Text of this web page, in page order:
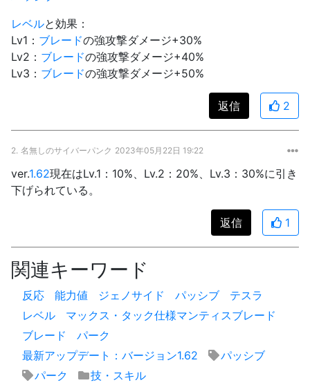
レベルと効果：
Lv1： ブレードの強攻撃ダメージ+30%
Lv2： ブレードの強攻撃ダメージ+40%
Lv3： ブレードの強攻撃ダメージ+50%
返信 2
2. 名無しのサイバーパンク 2023年05月22日 19:22
ver.1.62現在はLv.1：10%、Lv.2：20%、Lv.3：30%に引き
下げられている。
返信 1
関連キーワード
反応 能力値 ジェノサイド パッシブ
テスラ
レベル
マックス・タック仕様マンティスブレード
ブレード
パーク
最新アップデート：バージョン1.62
パッシブ
パーク
技・スキル